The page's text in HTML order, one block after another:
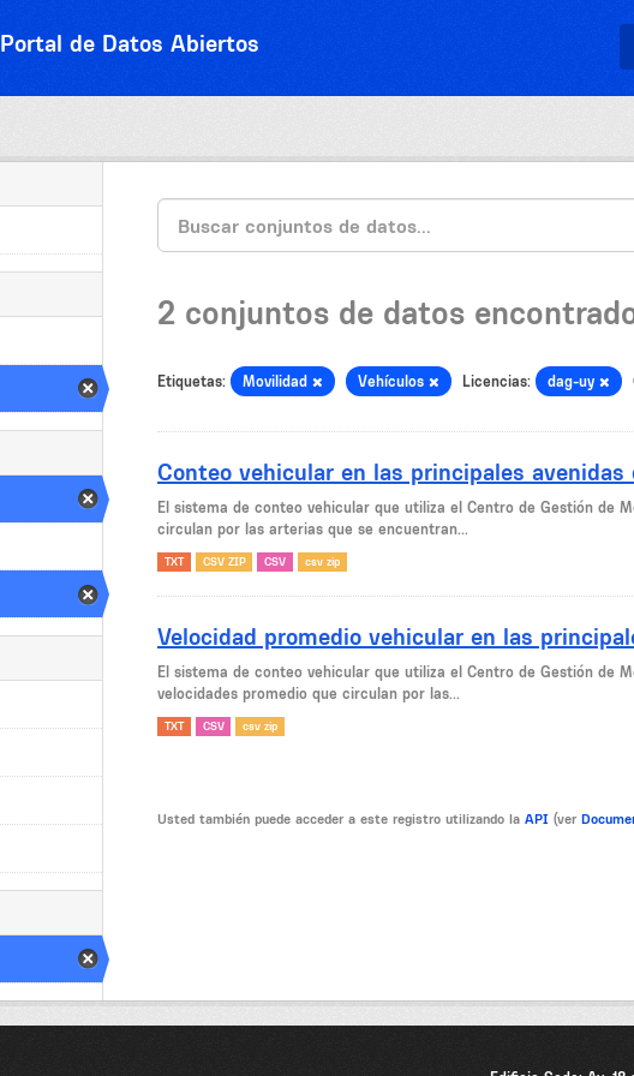
Portal de Datos Abiertos
2 conjuntos de datos
Etiquetas: Movilidad Vehículos Licencias: dag-uy
Conteo vehicular en las principales avenidas
El sistema de conteo vehicular que utiliza el Centro de Gestión de
circulan por las arterias que se encuentran...
TXT CSV ZIP CSV csv zip
Velocidad promedio vehicular en las
El sistema de conteo vehicular que utiliza el Centro de Gestión de
velocidades promedio que circulan por las...
TXT CSV csv zip
Usted también puede acceder a este registro utilizando la API (ver